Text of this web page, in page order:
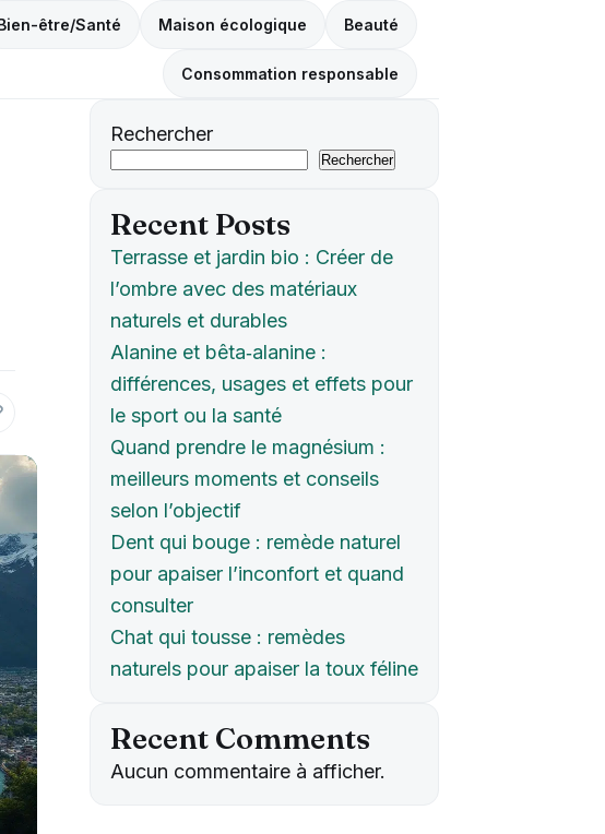
être/Santé Maison écologique Beauté
Consommation responsable
Rechercher
Rechercher
Recent Posts
Terrasse et jardin bio : Créer de
l’ombre avec des matériaux
naturels et durables
Alanine et bêta‑alanine :
différences, usages et effets pour
le sport ou la santé
Quand prendre le magnésium :
meilleurs moments et conseils
selon l’objectif
Dent qui bouge : remède naturel
pour apaiser l’inconfort et quand
consulter
Chat qui tousse : remèdes
naturels pour apaiser la toux féline
Recent Comments
Aucun commentaire à afficher.